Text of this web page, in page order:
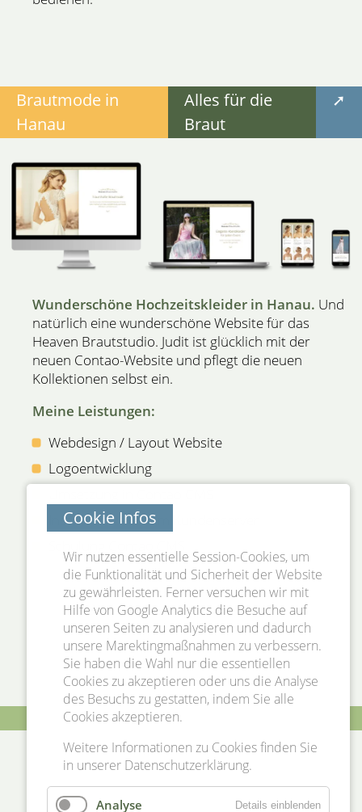
Brautmode in
Hanau
Alles für die
Braut
➚
Wunderschöne Hochzeitskleider in Hanau. Und
natürlich eine wunderschöne Website für das
Heaven Brautstudio. Judit ist glücklich mit der
neuen Contao-Website und pflegt die neuen
Kollektionen selbst ein.
Meine Leistungen:
Webdesign / Layout Website
Logoentwicklung
Installation auf dem Kundenserver
Cookie Infos
Wir nutzen essentielle Session-Cookies, um
die Funktionalität und Sicherheit der Website
zu gewährleisten. Ferner versuchen wir mit
Hilfe von Google Analytics die Besuche auf
unseren Seiten zu analysieren und dadurch
unsere Marektingmaßnahmen zu verbessern.
Sie haben die Wahl nur die essentiellen
Cookies zu akzeptieren oder uns die Analyse
des Besuchs zu gestatten, indem Sie alle
Cookies akzeptieren.
Weitere Informationen zu Cookies finden Sie
in unserer Datenschutzerklärung.
Analyse Details einblenden